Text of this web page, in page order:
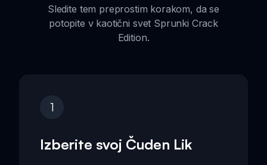
Sledite tem preprostim korakom, da se
potopite v kaotični svet Sprunki Crack
Edition.
1
Izberite svoj Čuden Lik